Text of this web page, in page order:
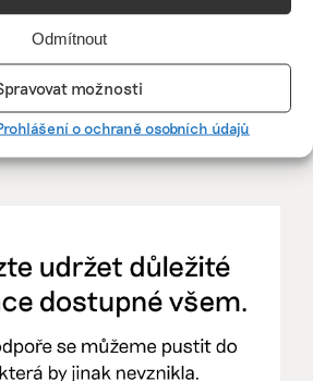
Odmítnout
možnosti
o ochraně osobních údajů